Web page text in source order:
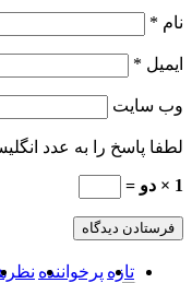
نام *
ایمیل *
وب‌ سایت
لطفا پاسخ را به عدد
1 × دو =
تازه پرخواننده